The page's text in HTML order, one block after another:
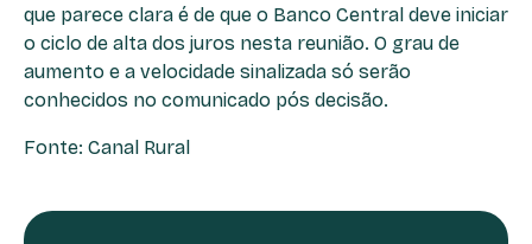
que parece clara é de que o Banco Central deve iniciar
o ciclo de alta dos juros nesta reunião. O grau de
aumento e a velocidade sinalizada só serão
conhecidos no comunicado pós decisão.
Fonte: Canal Rural